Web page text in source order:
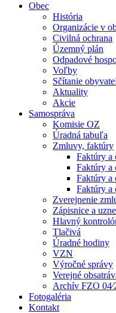
Obec
História
Organizácie v
Civilná ochrana
Územný plán
Odpadové
Voľby
Sčítanie
Aktuality
Akcie
Samospráva
Komisie OZ
Úradná tabuľa
Zmluvy, faktúry
Faktúry a
Faktúry a
Faktúry a
Faktúry a
Zverejnenie
Zápisnice a
Hlavný
Tlačivá
Úradné hodiny
VZN
Výročné správy
Verejné
Archív FZO
Fotogaléria
Kontakt